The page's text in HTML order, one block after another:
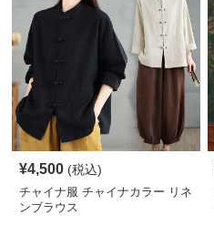
¥4,500 (税込)
チャイナ服 チャイナカラー リネ
ンブラウス